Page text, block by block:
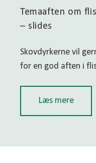
Temaaften om
– slides
Skovdyrkerne vil
for en god aften i
Læs mere